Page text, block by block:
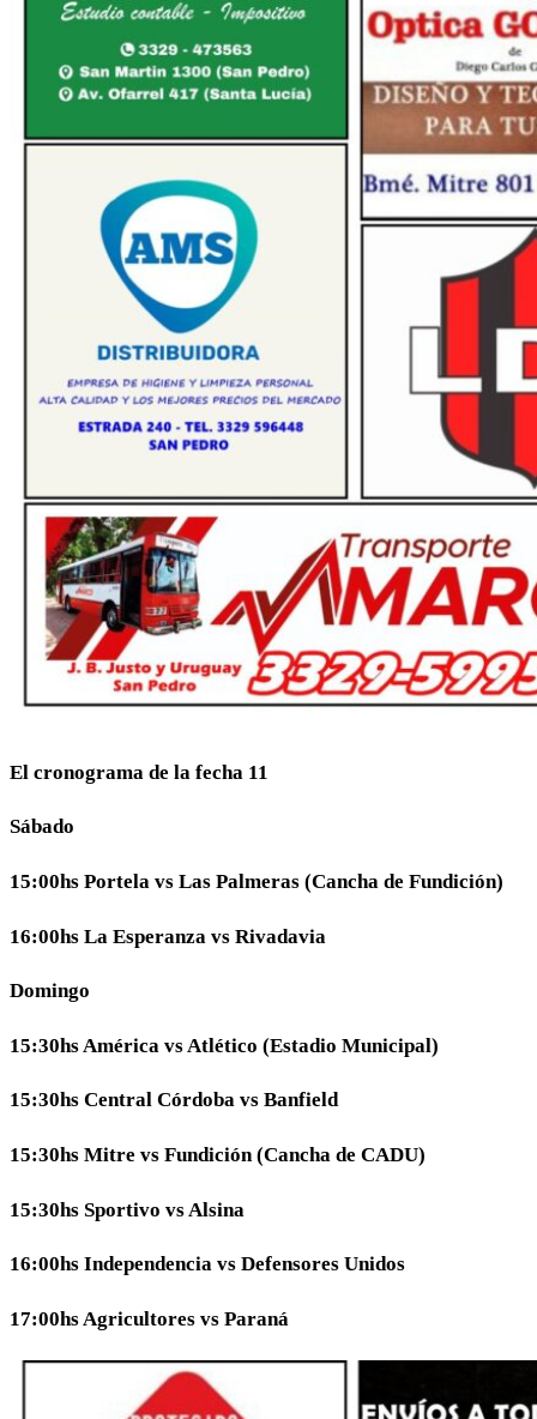
El cronograma de la fecha 11
Sábado
15:00hs Portela vs Las Palmeras (Cancha de Fundición)
16:00hs La Esperanza vs Rivadavia
Domingo
15:30hs América vs Atlético (Estadio Municipal)
15:30hs Central Córdoba vs Banfield
15:30hs Mitre vs Fundición (Cancha de CADU)
15:30hs Sportivo vs Alsina
16:00hs Independencia vs Defensores Unidos
17:00hs Agricultores vs Paraná